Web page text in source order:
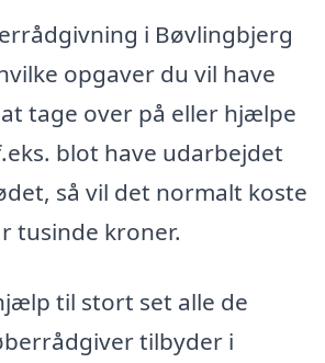
i Bøvlingbjerg
opgaver du vil have
tage over på eller hjælpe
blot have udarbejdet
så vil det normalt koste
tusinde kroner.
til stort set alle de
tilbyder i